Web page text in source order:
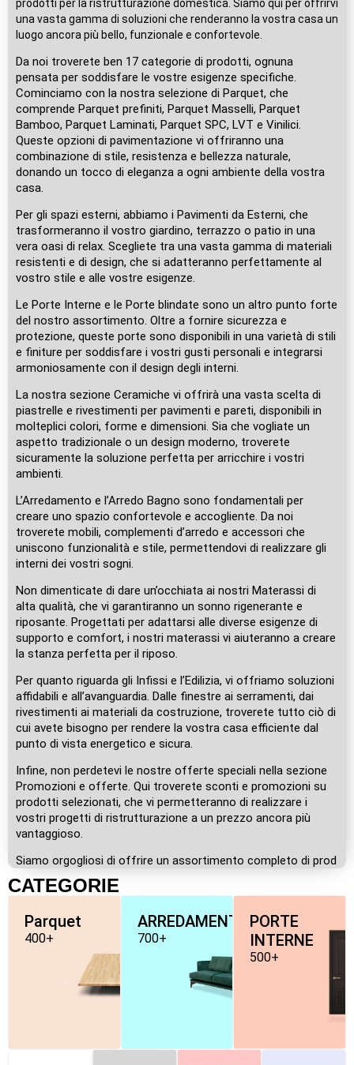
prodotti per la ristrutturazione domestica. Siamo qui per offrirvi
una vasta gamma di soluzioni che renderanno la vostra casa un
luogo ancora più bello, funzionale e confortevole.
Da noi troverete ben 17 categorie di prodotti, ognuna
pensata per soddisfare le vostre esigenze specifiche.
Cominciamo con la nostra selezione di Parquet, che
comprende Parquet prefiniti, Parquet Masselli, Parquet
Bamboo, Parquet Laminati, Parquet SPC, LVT e Vinilici.
Queste opzioni di pavimentazione vi offriranno una
combinazione di stile, resistenza e bellezza naturale,
donando un tocco di eleganza a ogni ambiente della vostra
casa.
Per gli spazi esterni, abbiamo i Pavimenti da Esterni, che
trasformeranno il vostro giardino, terrazzo o patio in una
vera oasi di relax. Scegliete tra una vasta gamma di materiali
resistenti e di design, che si adatteranno perfettamente al
vostro stile e alle vostre esigenze.
Le Porte Interne e le Porte blindate sono un altro punto forte
del nostro assortimento. Oltre a fornire sicurezza e
protezione, queste porte sono disponibili in una varietà di stili
e finiture per soddisfare i vostri gusti personali e integrarsi
armoniosamente con il design degli interni.
La nostra sezione Ceramiche vi offrirà una vasta scelta di
piastrelle e rivestimenti per pavimenti e pareti, disponibili in
molteplici colori, forme e dimensioni. Sia che vogliate un
aspetto tradizionale o un design moderno, troverete
sicuramente la soluzione perfetta per arricchire i vostri
ambienti.
L’Arredamento e l’Arredo Bagno sono fondamentali per
creare uno spazio confortevole e accogliente. Da noi
troverete mobili, complementi d’arredo e accessori che
uniscono funzionalità e stile, permettendovi di realizzare gli
interni dei vostri sogni.
Non dimenticate di dare un’occhiata ai nostri Materassi di
alta qualità, che vi garantiranno un sonno rigenerante e
riposante. Progettati per adattarsi alle diverse esigenze di
supporto e comfort, i nostri materassi vi aiuteranno a creare
la stanza perfetta per il riposo.
Per quanto riguarda gli Infissi e l’Edilizia, vi offriamo soluzioni
affidabili e all’avanguardia. Dalle finestre ai serramenti, dai
rivestimenti ai materiali da costruzione, troverete tutto ciò di
cui avete bisogno per rendere la vostra casa efficiente dal
punto di vista energetico e sicura.
Infine, non perdetevi le nostre offerte speciali nella sezione
Promozioni e offerte. Qui troverete sconti e promozioni su
prodotti selezionati, che vi permetteranno di realizzare i
vostri progetti di ristrutturazione a un prezzo ancora più
vantaggioso.
Siamo orgogliosi di offrire un assortimento completo di prod
CATEGORIE
Parquet
400+
ARREDAMENTO
700+
PORTE
INTERNE
500+